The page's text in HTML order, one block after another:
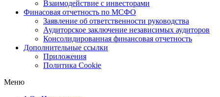
Взаимодействие с инвеcторами
Финасовая отчетность по МСФО
Заявление об ответственности руководства
Аудиторское заключение независимых аудиторов
Консолидированная финансовая отчетность
Дополнительные ссылки
Приложения
Политика Cookie
Меню